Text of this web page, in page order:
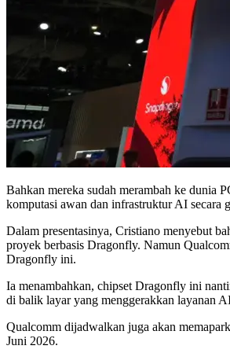
Bahkan mereka sudah merambah ke dunia
komputasi awan dan infrastruktur AI secara
Dalam presentasinya, Cristiano menyebut
proyek berbasis Dragonfly. Namun
Dragonfly ini.
Ia menambahkan, chipset Dragonfly ini
di balik layar yang menggerakkan layanan
Qualcomm dijadwalkan juga akan
Juni 2026.